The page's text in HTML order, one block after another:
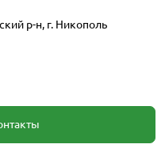
р-н, г. Никополь